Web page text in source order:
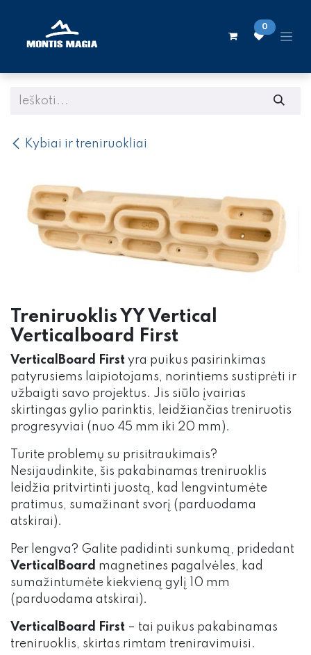
0
Kybiai ir treniruokliai
Treniruoklis YY Vertical
Verticalboard First
VerticalBoard First yra puikus pasirinkimas
patyrusiems laipiotojams, norintiems sustiprėti ir
užbaigti savo projektus. Jis siūlo įvairias
skirtingas gylio parinktis, leidžiančias treniruotis
progresyviai (nuo 45 mm iki 20 mm).
Turite problemų su prisitraukimais?
Nesijaudinkite, šis pakabinamas treniruoklis
leidžia pritvirtinti juostą, kad lengvintumėte
pratimus, sumažinant svorį (parduodama
atskirai).
Per lengva? Galite padidinti sunkumą, pridedant
VerticalBoard magnetines pagalvėles, kad
sumažintumėte kiekvieną gylį 10 mm
(parduodama atskirai).
VerticalBoard First – tai puikus pakabinamas
treniruoklis, skirtas rimtam treniravimuisi.